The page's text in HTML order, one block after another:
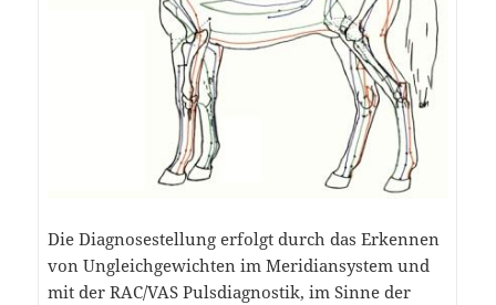
Die Diagnosestellung erfolgt durch das Erkennen
von Ungleichgewichten im Meridiansystem und
mit der RAC/VAS Pulsdiagnostik, im Sinne der